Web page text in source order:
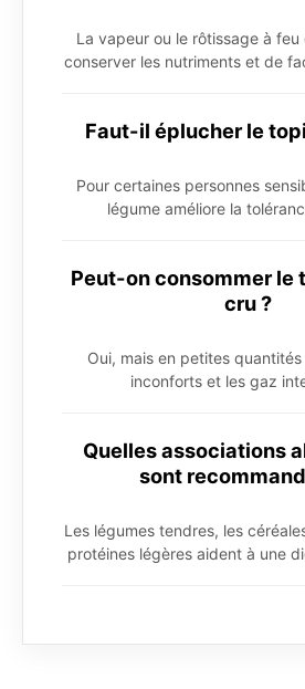
La vapeur ou le rôtissage à
conserver les nutriments et de
Faut-il éplucher le
Pour certaines personnes
légume améliore la
Peut-on consommer le
cru ?
Oui, mais en petites
inconforts et les gaz
Quelles associations
sont
Les légumes tendres, les
protéines légères aident à une